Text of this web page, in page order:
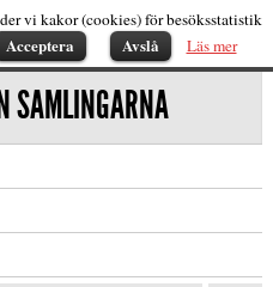
SAMLINGARNA
vi kakor (cookies) för besöksstatistik
Acceptera Avslå Läs mer